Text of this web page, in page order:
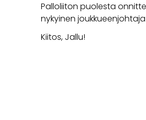
Palloliiton puolesta
nykyinen joukkueenjohtaja
Kiitos, Jallu!